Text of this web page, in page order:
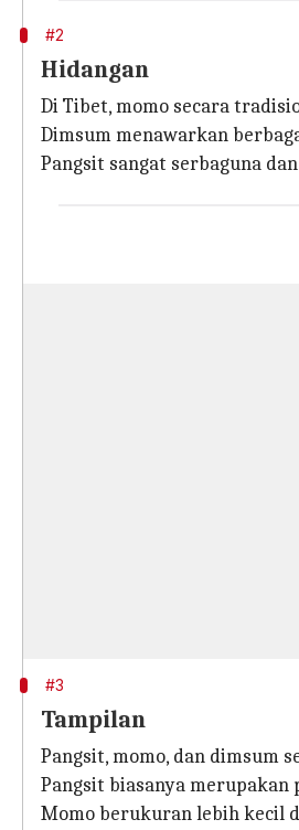
#2
Hidangan
Di Tibet, momo secara
Dimsum menawarkan
Pangsit sangat serbaguna
#3
Tampilan
Pangsit, momo, dan dimsum
Pangsit biasanya merupakan
Momo berukuran lebih kecil